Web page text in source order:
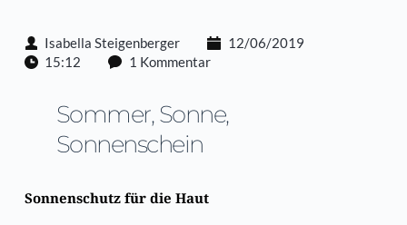
Isabella Steigenberger
12/06/2019
15:12
1 Kommentar
Sommer, Sonne,
Sonnenschein
Sonnenschutz für die Haut